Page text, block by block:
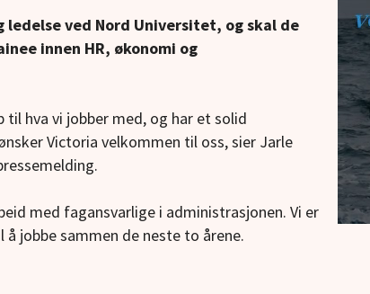
ved Nord Universitet, og skal de
innen HR, økonomi og
til hva vi jobber med, og har et solid
Victoria velkommen til oss, sier Jarle
med fagansvarlige i administrasjonen. Vi er
jobbe sammen de neste to årene.